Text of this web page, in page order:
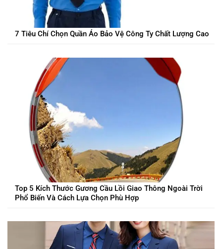
7 Tiêu Chí Chọn Quần Áo Bảo Vệ Công Ty Chất Lượng Cao
Top 5 Kích Thước Gương Cầu Lồi Giao Thông Ngoài Trời
Phổ Biến Và Cách Lựa Chọn Phù Hợp